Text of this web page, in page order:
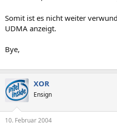
Somit ist es nicht weiter
UDMA anzeigt.
Bye,
XOR
Ensign
10. Februar 2004